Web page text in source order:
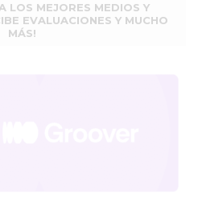
LOS MEJORES MEDIOS Y
EVALUACIONES Y MUCHO
MÁS!